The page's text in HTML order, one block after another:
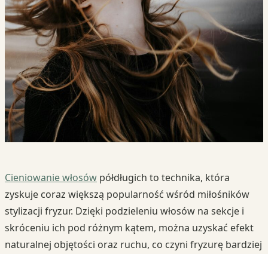
Cieniowanie włosów półdługich to technika, która
zyskuje coraz większą popularność wśród miłośników
stylizacji fryzur. Dzięki podzieleniu włosów na sekcje i
skróceniu ich pod różnym kątem, można uzyskać efekt
naturalnej objętości oraz ruchu, co czyni fryzurę bardziej